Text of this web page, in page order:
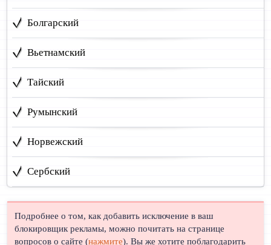
Болгарский
Вьетнамский
Тайский
Румынский
Норвежский
Сербский
Подробнее о том, как добавить исключение в ваш
блокировщик рекламы, можно почитать на странице
вопросов о сайте (нажмите). Вы же хотите поблагодарить